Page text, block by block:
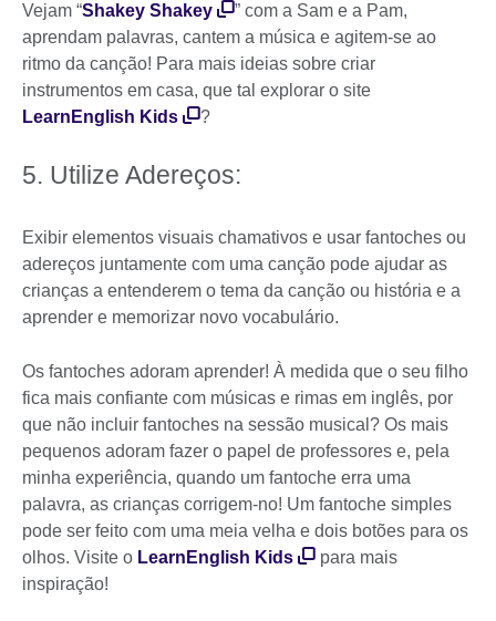
Vejam “Shakey Shakey
” com a Sam e a Pam,
aprendam palavras, cantem a música e agitem-se ao
ritmo da canção! Para mais ideias sobre criar
instrumentos em casa, que tal explorar o site
LearnEnglish Kids
?
5. Utilize Adereços:
Exibir elementos visuais chamativos e usar fantoches ou
adereços juntamente com uma canção pode ajudar as
crianças a entenderem o tema da canção ou história e a
aprender e memorizar novo vocabulário.
Os fantoches adoram aprender! À medida que o seu filho
fica mais confiante com músicas e rimas em inglês, por
que não incluir fantoches na sessão musical? Os mais
pequenos adoram fazer o papel de professores e, pela
minha experiência, quando um fantoche erra uma
palavra, as crianças corrigem-no! Um fantoche simples
pode ser feito com uma meia velha e dois botões para os
olhos. Visite o LearnEnglish Kids
para mais
inspiração!